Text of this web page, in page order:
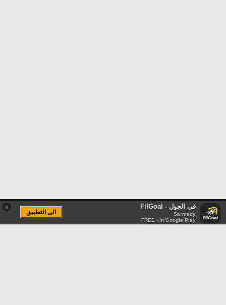
× في الجول - FilGoal
Sarmady
FREE - In Google Play
الى التطبيق